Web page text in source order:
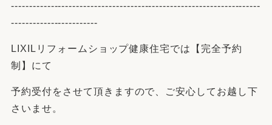
---------------------------------------------------------------------
------------------------
LIXILリフォームショップ健康住宅では【完全予約
制】にて
予約受付をさせて頂きますので、ご安心してお越し下
さいませ。